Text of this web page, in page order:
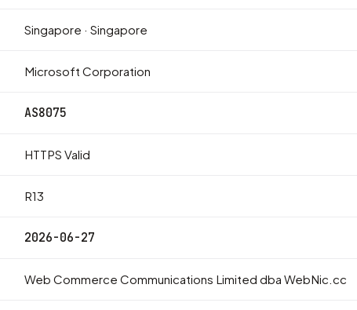
Singapore · Singapore
Microsoft Corporation
AS8075
HTTPS Valid
R13
2026-06-27
Web Commerce Communications Limited dba WebNic.cc